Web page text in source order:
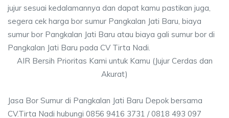
jujur sesuai kedalamannya dan dapat kamu pastikan juga,
segera cek harga bor sumur Pangkalan Jati Baru, biaya
sumur bor Pangkalan Jati Baru atau biaya gali sumur bor di
Pangkalan Jati Baru pada CV Tirta Nadi.
AIR Bersih Prioritas Kami untuk Kamu (Jujur Cerdas dan
Akurat)
Jasa Bor Sumur di Pangkalan Jati Baru Depok bersama
CV.Tirta Nadi hubungi 0856 9416 3731 / 0818 493 097